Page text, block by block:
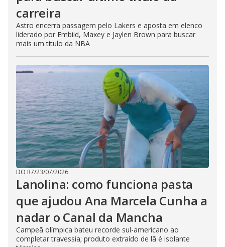
carreira
Astro encerra passagem pelo Lakers e aposta em elenco
liderado por Embiid, Maxey e Jaylen Brown para buscar
mais um título da NBA
DO R7/23/07/2026
Lanolina: como funciona pasta
que ajudou Ana Marcela Cunha a
nadar o Canal da Mancha
Campeã olímpica bateu recorde sul-americano ao
completar travessia; produto extraído de lã é isolante